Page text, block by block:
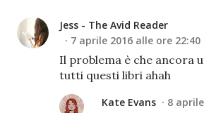
Jess - The Avid Reader
7 aprile 2016 alle ore 22:40
Il problema è che ancora
tutti questi libri ahah
Kate Evans 8